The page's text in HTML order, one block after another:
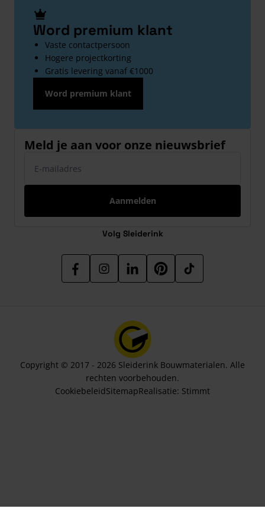
Word premium klant
Vaste contactpersoon
Hogere projectkorting
Gratis levering vanaf €1000
Word premium klant
Meld je aan voor onze nieuwsbrief
Aanmelden
Volg Sleiderink
Copyright © 2017 - 2026 Sleiderink Bouwmaterialen. Alle
rechten voorbehouden.
CookiebeleidSitemapRealisatie: Stimmt